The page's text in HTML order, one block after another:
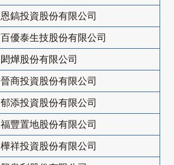
恩鎬投資股份有限公司
百優泰生技股份有限公司
閎燁股份有限公司
晉商投資股份有限公司
郁添投資股份有限公司
福豐置地股份有限公司
樺祥投資股份有限公司